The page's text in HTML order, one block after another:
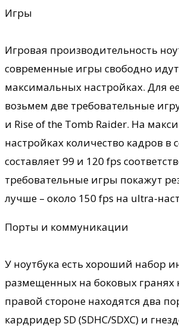
Игры
Игровая производительность
современные игры свободно
максимальных настройках. Для
возьмем две требовательные
и Rise of the Tomb Raider. На
настройках количество кадров в
составляет 99 и 120 fps
требовательные игры покажут
лучше – около 150 fps на ultra-
Порты и коммуникации
У ноутбука есть хороший набор
размещенных на боковых гранях
правой стороне находятся два
кардридер SD (SDHC/SDXC) и